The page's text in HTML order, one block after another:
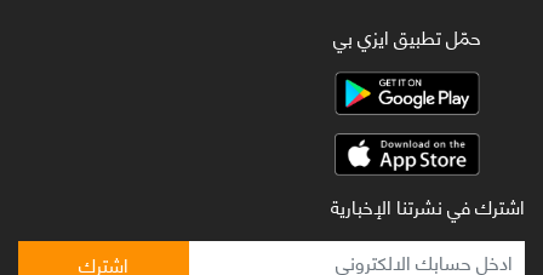
حمّل تطبيق ايزي بي
اشترك في نشرتنا الإخبارية
اشترك